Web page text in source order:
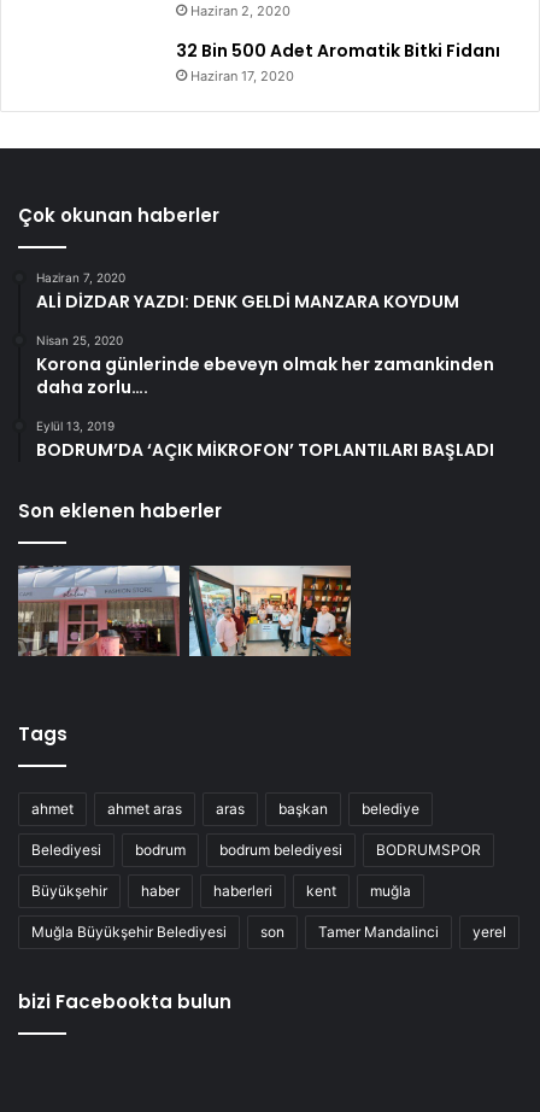
Haziran 2, 2020
32 Bin 500 Adet Aromatik Bitki Fidanı
Haziran 17, 2020
Çok okunan haberler
Haziran 7, 2020
ALİ DİZDAR YAZDI: DENK GELDİ MANZARA KOYDUM
Nisan 25, 2020
Korona günlerinde ebeveyn olmak her zamankinden
daha zorlu….
Eylül 13, 2019
BODRUM’DA ‘AÇIK MİKROFON’ TOPLANTILARI BAŞLADI
Son eklenen haberler
Tags
ahmet ahmet aras aras başkan belediye
Belediyesi bodrum bodrum belediyesi BODRUMSPOR
Büyükşehir haber haberleri kent muğla
Muğla Büyükşehir Belediyesi son Tamer Mandalinci yerel
bizi Facebookta bulun